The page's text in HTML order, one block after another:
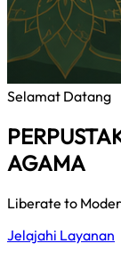
Selamat Datang
AGAMA
Liberate to
Jelajahi Layanan